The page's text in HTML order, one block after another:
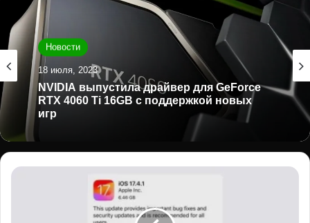
Новости
18 июля, 2023
NVIDIA выпустила драйвер для GeForce
RTX 4060 Ti 16GB с поддержкой новых
игр
Apple